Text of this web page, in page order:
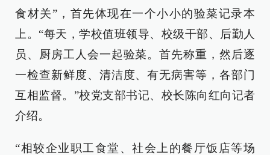
食材关”，首先体现在一个小小的验菜记录本
上。“每天，学校值班领导、校级干部、后勤人
员、厨房工人会一起验菜。首先称重，然后逐
一检查新鲜度、清洁度、有无病害等，各部门
互相监督。”校党支部书记、校长陈向红向记者
介绍。
“相较企业职工食堂、社会上的餐厅饭店等场